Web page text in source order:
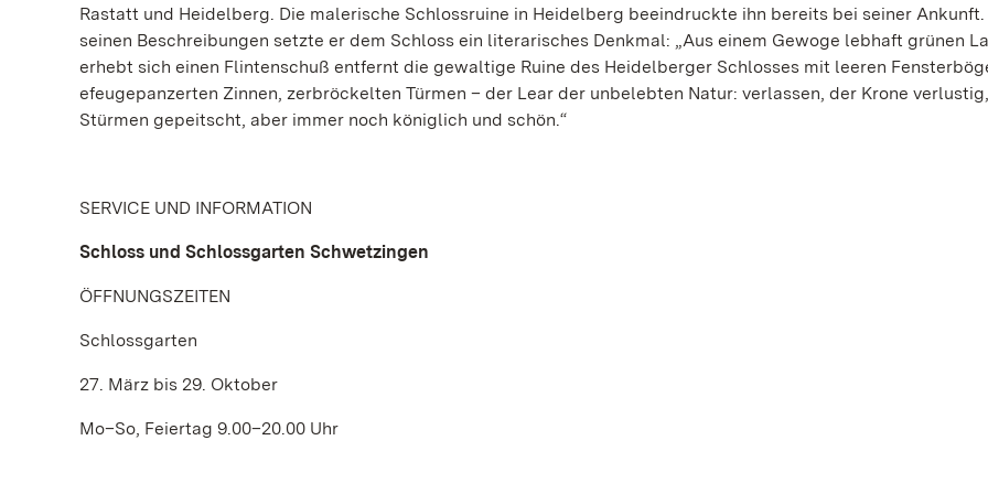
Rastatt und Heidelberg. Die malerische Schlossruine in Heidelberg beeindruckte ihn bereits bei seiner
seinen Beschreibungen setzte er dem Schloss ein literarisches Denkmal: „Aus einem Gewoge lebhaft grünen
erhebt sich einen Flintenschuß entfernt die gewaltige Ruine des Heidelberger Schlosses mit leeren
efeugepanzerten Zinnen, zerbröckelten Türmen – der Lear der unbelebten Natur: verlassen, der Krone
Stürmen gepeitscht, aber immer noch königlich und schön.“
SERVICE UND INFORMATION
Schloss und Schlossgarten Schwetzingen
ÖFFNUNGSZEITEN
Schlossgarten
27. März bis 29. Oktober
Mo–So, Feiertag 9.00–20.00 Uhr